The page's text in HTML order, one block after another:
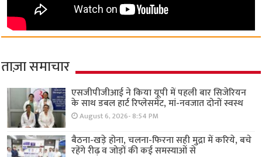
ताज़ा समाचार
एसजीपीजीआई ने किया यूपी में पहली बार सिजेरियन
के साथ डबल हार्ट रिप्लेसमेंट, मां-नवजात दोनों स्वस्थ
August 6, 2026- 8:54 PM
बैठना-खड़े होना, चलना-फिरना सही मुद्रा में करिये, बचे
रहेंगे रीढ़ व जोड़ों की कई समस्याओं से